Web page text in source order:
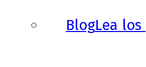
BlogLea